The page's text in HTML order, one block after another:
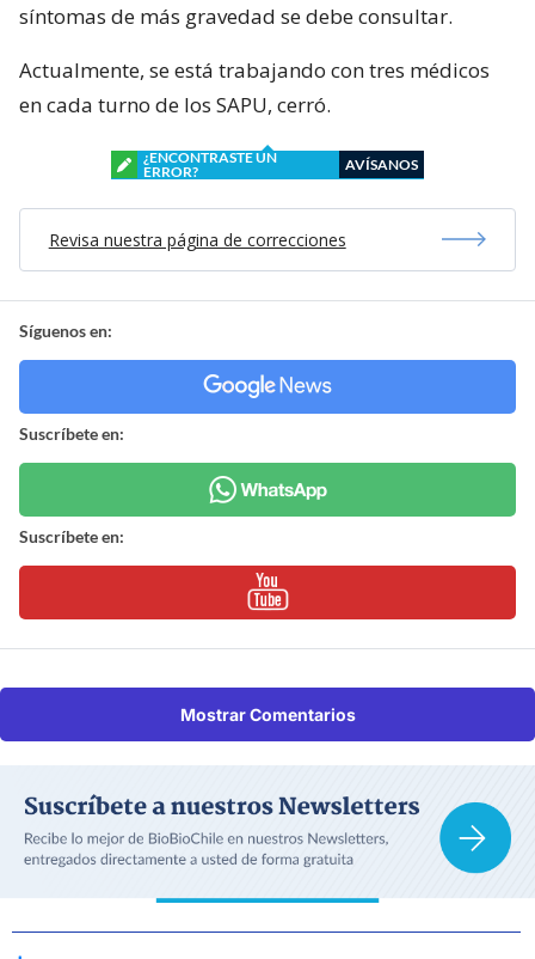
síntomas de más gravedad se debe consultar.
Actualmente, se está trabajando con tres médicos
en cada turno de los SAPU, cerró.
¿ENCONTRASTE UN
ERROR?
AVÍSANOS
Revisa nuestra página de correcciones
Síguenos en:
Suscríbete en:
Suscríbete en:
Mostrar Comentarios